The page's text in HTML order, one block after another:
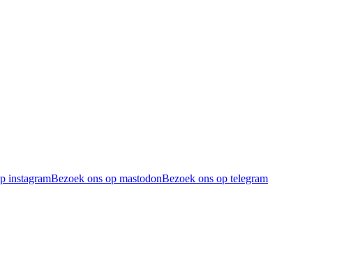
instagramBezoek ons op mastodonBezoek ons op telegram